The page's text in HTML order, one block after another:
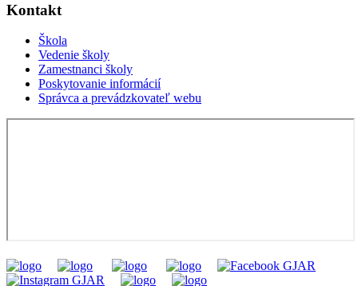
Kontakt
Škola
Vedenie školy
Zamestnanci školy
Poskytovanie informácií
Správca a prevádzkovateľ webu